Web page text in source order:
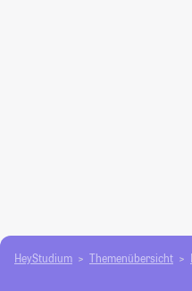
HeyStudium Themenübersicht